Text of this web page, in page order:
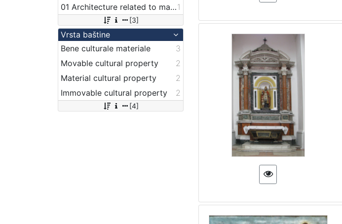
01 Architecture related to maritime heritage1
[3]
Vrsta baštine
Bene culturale materiale
3
Movable cultural property
2
Material cultural property
2
Immovable cultural property
2
[4]